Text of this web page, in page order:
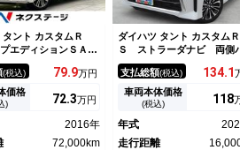
タント カスタムＲ
エディションＳＡＩ
型ナビ 両側電動ド
カメラ 衝突被害軽
ム 禁煙車 ハーフレ
ト ドラレコ スマー
５インチアルミ オ
オートエアコン
(税込) 79.9万円
価格
) 72.3万円
2016年
72,000km
ダイハツ タント カスタムＲ
Ｓ ストラーダナビ 両側
ースライドドア ＥＴＣ シ
トヒーター ＬＥＤヘッド
ト フロントフォグ 純正１
インチＡＷ プッシュスタ
ｏｏｔｈ
支払総額(税込) 134.1
車両本体価格
(税込) 118
年式
走行距離